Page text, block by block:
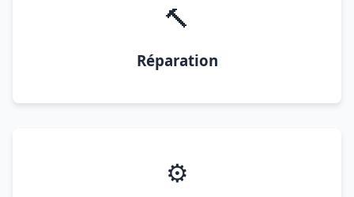
🔨
Réparation
⚙️